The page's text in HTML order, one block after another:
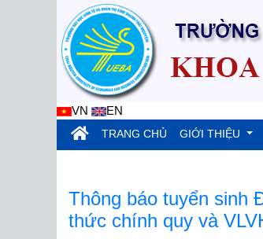
VN EN
TRANG CHỦ (current)
GIỚI THIỆU
Thông báo tuyển sinh
thức chính quy và